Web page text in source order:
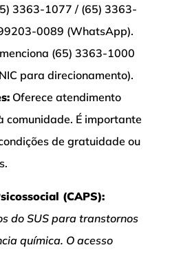
3363-1077 / (65) 3363-
0089 (WhatsApp).
(65) 3363-1000
para direcionamento).
Oferece atendimento
comunidade. É importante
de gratuidade ou
(CAPS):
do SUS para transtornos
química. O acesso